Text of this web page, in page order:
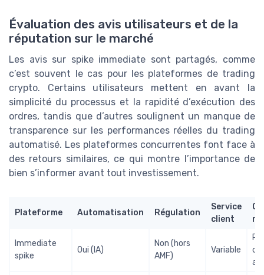
Évaluation des avis utilisateurs et de la
réputation sur le marché
Les avis sur spike immediate sont partagés, comme
c’est souvent le cas pour les plateformes de trading
crypto. Certains utilisateurs mettent en avant la
simplicité du processus et la rapidité d’exécution des
ordres, tandis que d’autres soulignent un manque de
transparence sur les performances réelles du trading
automatisé. Les plateformes concurrentes font face à
des retours similaires, ce qui montre l’importance de
bien s’informer avant tout investissement.
Plateforme Automatisation Régulation
Service
client
Immediate
spike
Oui (IA)
Non (hors
AMF)
Variable